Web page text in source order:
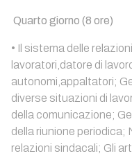
Quarto giorno (8 ore)
• Il sistema delle
lavoratori,datore di
autonomi,appaltatori;
diverse situazioni di
della comunicazione;
della riunione periodica;
relazioni sindacali; Gli